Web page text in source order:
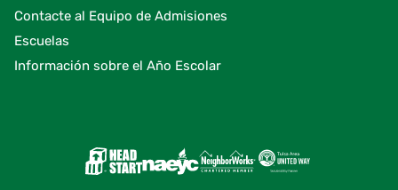
Contacte al Equipo de Admisiones
Escuelas
Información sobre el Año Escolar